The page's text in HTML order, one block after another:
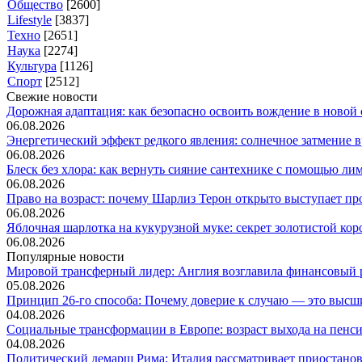
Общество [2600]
Lifestyle [3837]
Техно [2651]
Наука [2274]
Культура [1126]
Спорт [2512]
Свежие новости
Дорожная адаптация: как безопасно освоить вождение в новой
06.08.2026
Энергетический эффект редкого явления: солнечное затмение
06.08.2026
Блеск без хлора: как вернуть сияние сантехнике с помощью
06.08.2026
Право на возраст: почему Шарлиз Терон открыто выступает
06.08.2026
Яблочная шарлотка на кукурузной муке: секрет золотистой
06.08.2026
Популярные новости
Мировой трансферный лидер: Англия возглавила финансовый
05.08.2026
Принцип 26-го способа: Почему доверие к случаю — это
04.08.2026
Социальные трансформации в Европе: возраст выхода на
04.08.2026
Политический демарш Рима: Италия рассматривает